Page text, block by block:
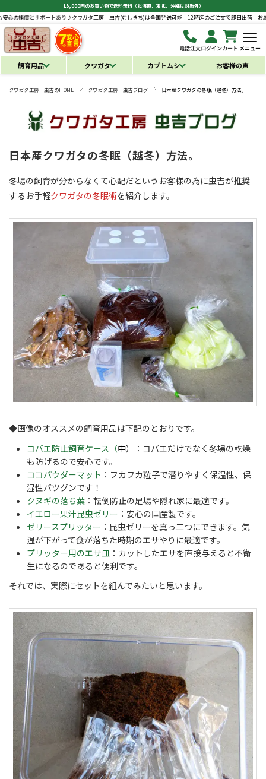
15,000円のお買い物で送料無料（北海道、東北、沖縄は対象外）
ートあり♪クワガタ工房 虫吉(むしきち)は全国発送可能！12時迄のご注文で即日出荷！お届け後も安心の
電話注文ログインカート メニュー
飼育用品 クワガタ カブトムシ お客様の声
クワガタ工房 虫吉のHOME クワガタ工房 虫吉ブログ 日本産クワガタの冬眠（越冬）方法。
日本産クワガタの冬眠（越冬）方法。
冬場の飼育が分からなくて心配だというお客様の為に虫吉が推奨
するお手軽クワガタの冬眠術を紹介します。
◆画像のオススメの飼育用品は下記のとおりです。
コバエ防止飼育ケース（中）
：コバエだけでなく冬場の乾燥
も防げるので安心です。
ココパウダーマット ：フカフカ粒子で潜りやすく保温性、保
湿性バツグンです！
クヌギの落ち葉 ：転倒防止の足場や隠れ家に最適です。
イエロー果汁昆虫ゼリー ：安心の国産製です。
ゼリースプリッター ：昆虫ゼリーを真っ二つにできます。気
温が下がって食が落ちた時期のエサやりに最適です。
プリッター用のエサ皿 ：カットしたエサを直接与えると不衛
生になるのであると便利です。
それでは、実際にセットを組んでみたいと思います。